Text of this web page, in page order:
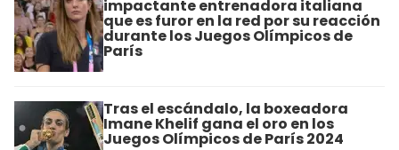
impactante entrenadora italiana
que es furor en la red por su reacción
durante los Juegos Olímpicos de
París
Tras el escándalo, la boxeadora
Imane Khelif gana el oro en los
Juegos Olímpicos de París 2024